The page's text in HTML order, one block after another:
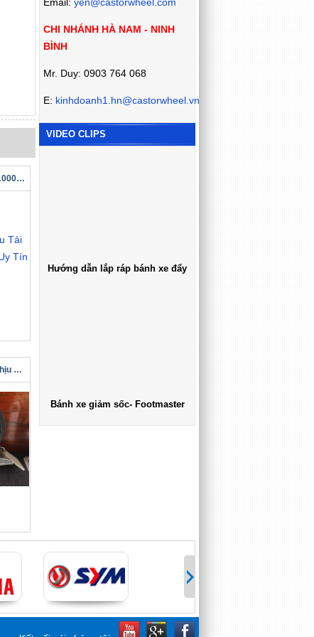
Bánh Xe Đẩy Chịu Tải 1000kg Chính Hãng Uy Tín
Bánh Xe Đẩy Cao Su Chịu Tải Chính Hãng
CHI NHÁNH HÀ NAM - NINH
BÌNH
Mr. Duy: 0903 764 068
E: kinhdoanh1.hn@castorwheel.vn
VIDEO CLIPS
Hướng dẫn lắp ráp bánh xe đẩy
Bánh xe giảm sốc- Footmaster